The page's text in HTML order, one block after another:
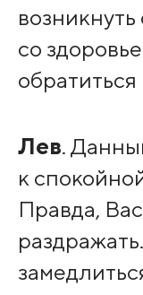
со
Лев.
к
Правда,